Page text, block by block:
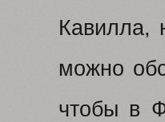
Кавилла,
можно
чтобы в